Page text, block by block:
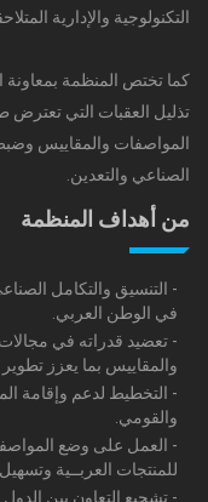
التكنولوجية والإدارية
كما تختص المنظمة بمعاونة
تذليل العقبات التي تعترض
المواصفات والمقاييس وضبط
الصناعي والتعدين.
من أهداف المنظمة
- التنسيق والتكامل
في الوطن العربي.
- تعضيد قدراته في
والمقاييس بما يعزز تطوير
- التخطيط لدعم وإقامة
والقومي.
- العمل على وضع
للمنتجات العربــية وتسهيل
- تشجيع التعاون بين الدول